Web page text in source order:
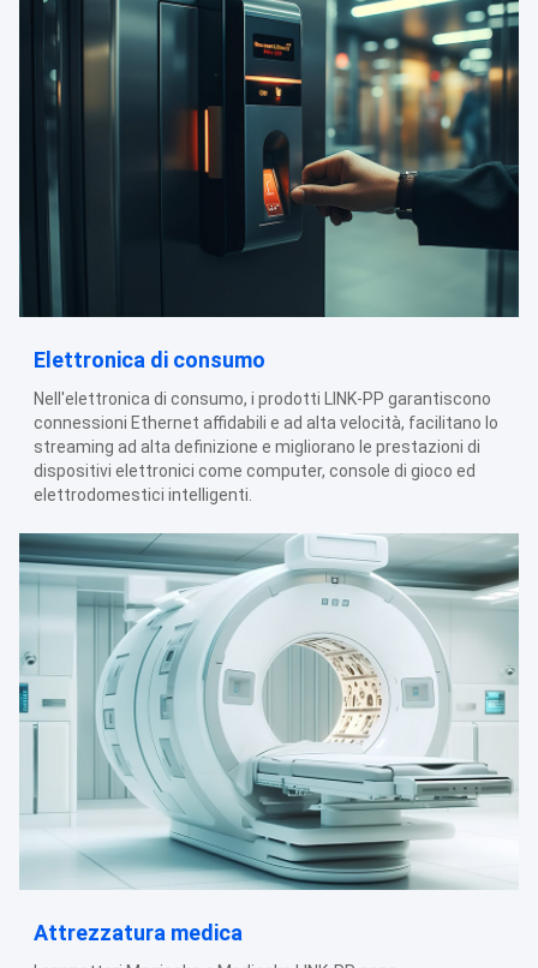
Elettronica di consumo
Nell'elettronica di consumo, i prodotti LINK-PP garantiscono
connessioni Ethernet affidabili e ad alta velocità, facilitano lo
streaming ad alta definizione e migliorano le prestazioni di
dispositivi elettronici come computer, console di gioco ed
elettrodomestici intelligenti.
Attrezzatura medica